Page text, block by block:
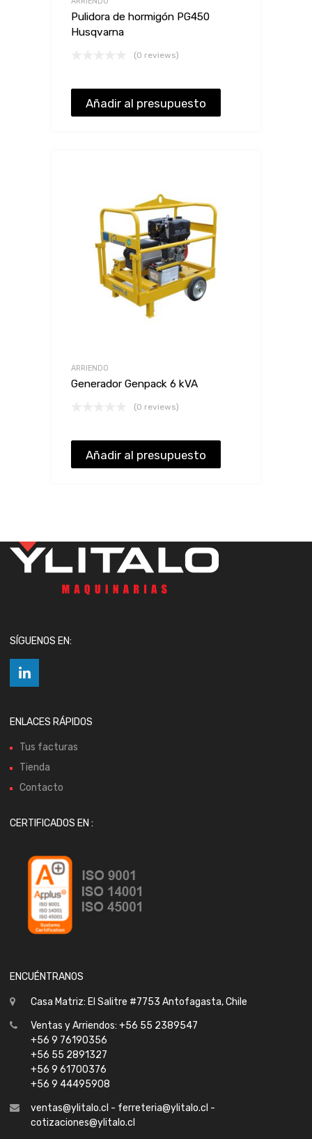
Pulidora de hormigón PG450
Husqvarna
(0 reviews)
Añadir al presupuesto
ARRIENDO
Generador Genpack 6 kVA
(0 reviews)
Añadir al presupuesto
SÍGUENOS EN:
ENLACES RÁPIDOS
Tus facturas
Tienda
Contacto
CERTIFICADOS EN :
ENCUÉNTRANOS
Casa Matriz: El Salitre #7753 Antofagasta, Chile
Ventas y Arriendos: +56 55 2389547
+56 9 76190356
+56 55 2891327
+56 9 61700376
+56 9 44495908
ventas@ylitalo.cl - ferreteria@ylitalo.cl -
cotizaciones@ylitalo.cl